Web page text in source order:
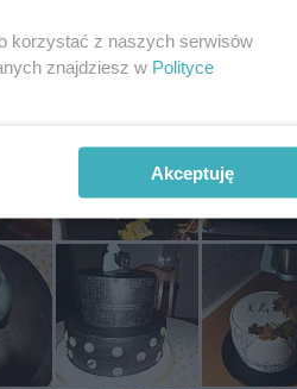
Fot: danand140
korzystać z naszych serwisów
znajdziesz w Polityce
Akceptuję